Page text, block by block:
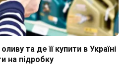
та де її купити в Україні
на підробку